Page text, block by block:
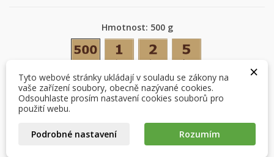
Hmotnost: 500 g
500 g
1 kg 2 kg
Počet
Můj seznam přání
add_circle_outline Vytvořit nový seznam
Vytvořit seznam přání
Název seznamu přání
Zrušit Vytvořit seznam přání
Přihlásit se
Musíte být přihlášen, abyste si mohli výrobky uložit do
svého seznamu přání.
Přihlásit se
×
Tyto webové stránky ukládají v souladu se zákony na
vaše zařízení soubory, obecně nazývané cookies.
Odsouhlaste prosím nastavení cookies souborů pro
použití webu.
Podrobné nastavení Rozumím